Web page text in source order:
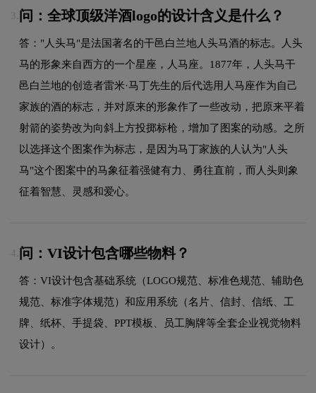
3. 问：全球顶级洋酒logo的设计含义是什么？
答："人头马"是法国著名的干邑白兰地人头马酒的标志。人头
马的形象来自西方的一个星座，人马座。1877年，人头马干
邑白兰地的创造者雷米·马丁先生的后代选用人马座作为自己
家族的酒的标志，并对原来的形象作了一些改动，把原来平着
射箭的姿势改为向斜上方投掷标枪，增加了图案的动感。之所
以选择这个图案作为标志，是因为马丁家族的人认为"人头
马"这个图案中的马象征着强健有力、勇往直前，而人头则象
征着智慧、灵感和爱心。
4. 问：VI设计包含哪些物料？
答：VI设计包含基础系统（LOGO规范、标准色规范、辅助色
规范、标准字体规范）和应用系统（名片、信封、信纸、工
牌、纸杯、手提袋、PPT模板、员工胸牌等全套企业视觉物料
设计）。